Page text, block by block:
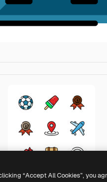
Color“Accept All Cookies”, you